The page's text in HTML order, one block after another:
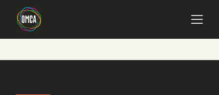
Aller au contenu principal
Main navigation